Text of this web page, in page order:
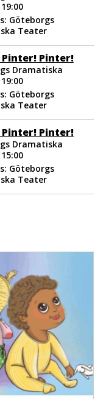
Göteborgs
Teater
Pinter!
Dramatiska
Göteborgs
Teater
Pinter!
Dramatiska
Göteborgs
Teater